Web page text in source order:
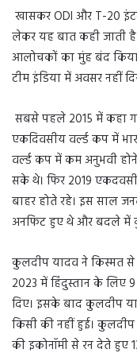
खासकर ODI और T-20
लेकर यह बात कही जाती
आलोचकों का मुंह बंद किया
टीम इंडिया में अवसर नहीं
सबसे पहले 2015 में कहा
एकदिवसीय वर्ल्ड कप में
वर्ल्ड कप में कम अनुभवी
सके थे। फिर 2019
बाहर होते रहे। इस साल
अनफिट हुए थे और बदले में
कुलदीप यादव ने किस्मत
2023 में हिंदुस्तान के लिए
दिए। इसके बाद कुलदीप
किसी की नहीं हुई।
की इकोनॉमी से रन देते हुए